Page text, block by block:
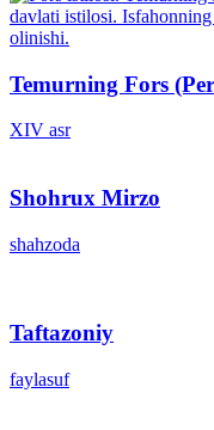
Temurning Fors
XIV asr
Shohrux Mirzo
shahzoda
Taftazoniy
faylasuf